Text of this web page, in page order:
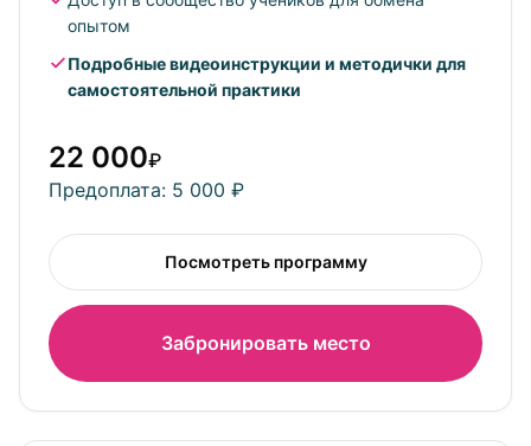
опытом
Подробные видеоинструкции и методички для
самостоятельной практики
22 000₽
Предоплата: 5 000 ₽
Посмотреть программу
Забронировать место